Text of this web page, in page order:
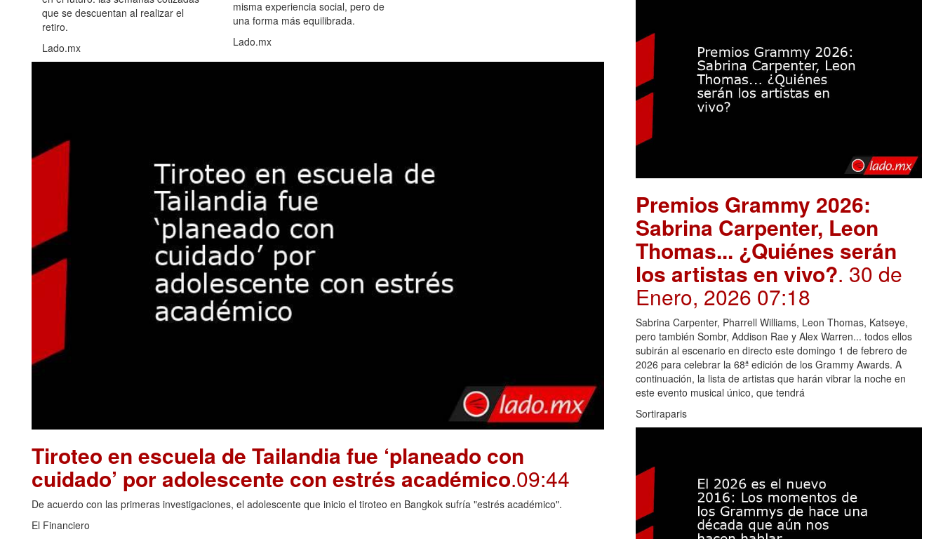
que se descuentan al realizar el
retiro.
Lado.mx
misma experiencia social, pero de
una forma más equilibrada.
Lado.mx
Tiroteo en escuela de Tailandia fue ‘planeado con
cuidado’ por adolescente con estrés académico.09:44
De acuerdo con las primeras investigaciones, el adolescente que inicio el tiroteo en Bangkok sufría "estrés académico".
El Financiero
Premios Grammy 2026:
Sabrina Carpenter, Leon
Thomas... ¿Quiénes serán
los artistas en vivo?. 30 de
Enero, 2026 07:18
Sabrina Carpenter, Pharrell Williams, Leon Thomas, Katseye,
pero también Sombr, Addison Rae y Alex Warren... todos ellos
subirán al escenario en directo este domingo 1 de febrero de
2026 para celebrar la 68ª edición de los Grammy Awards. A
continuación, la lista de artistas que harán vibrar la noche en
este evento musical único, que tendrá
Sortiraparis